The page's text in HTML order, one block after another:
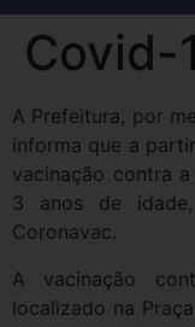
Covid-
A Prefeitura, por
informa que a
vacinação contra
3 anos de
Coronavac.
A vacinação
localizado na